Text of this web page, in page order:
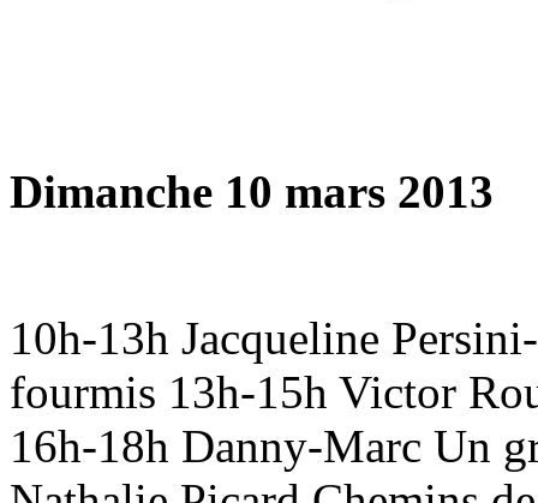
Dimanche 10 mars 2013
10h-13h Jacqueline
fourmis 13h-15h Victor
16h-18h Danny-Marc Un